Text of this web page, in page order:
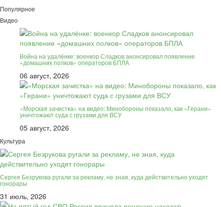
Популярное
Видео
Война на удалёнке: военкор Сладков анонсировал появление
«домашних полков» операторов БПЛА
06 август, 2026
«Морская зачистка» на видео: Минобороны показало, как «Герани»
уничтожают суда с грузами для ВСУ
05 август, 2026
Культура
Сергея Безрукова ругали за рекламу, не зная, куда действительно уходят
гонорары
31 июль, 2026